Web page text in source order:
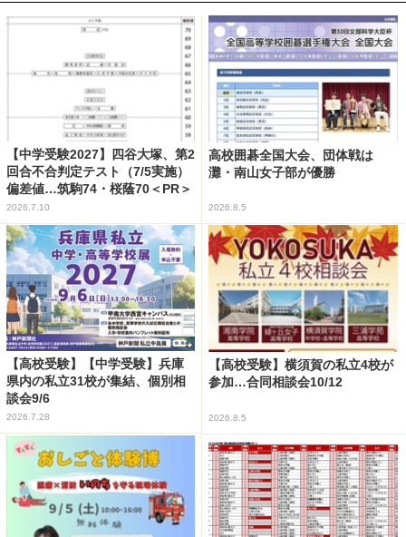
【中学受験2027】四谷大塚、第2
回合不合判定テスト（7/5実施）
偏差値…筑駒74・桜蔭70＜PR＞
2026.7.10
高校囲碁全国大会、団体戦は
灘・南山女子部が優勝
2026.8.5
【高校受験】【中学受験】兵庫
県内の私立31校が集結、個別相
談会9/6
2026.7.28
【高校受験】横須賀の私立4校が
参加…合同相談会10/12
2026.8.5